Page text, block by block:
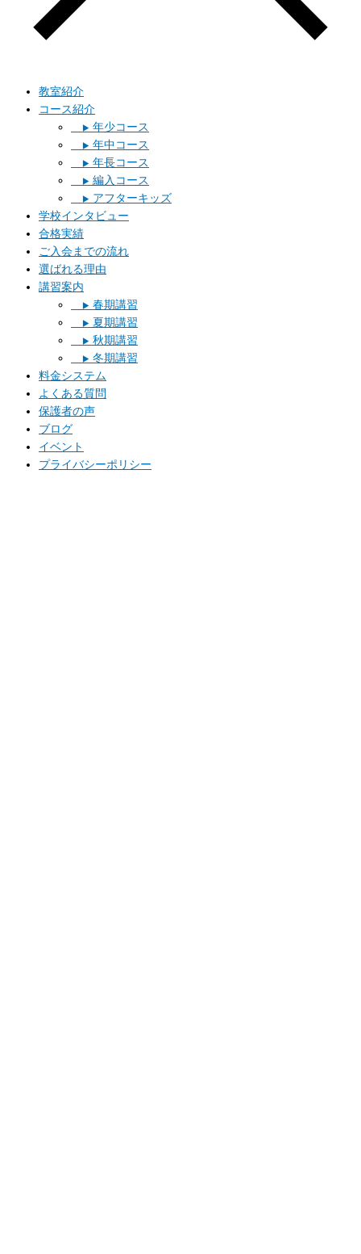
教室紹介
コース紹介
▶︎ 年少コース
▶︎ 年中コース
▶︎ 年長コース
▶︎ 編入コース
▶︎ アフターキッズ
学校インタビュー
合格実績
ご入会までの流れ
選ばれる理由
講習案内
▶︎ 春期講習
▶︎ 夏期講習
▶︎ 秋期講習
▶︎ 冬期講習
料金システム
よくある質問
保護者の声
ブログ
イベント
プライバシーポリシー